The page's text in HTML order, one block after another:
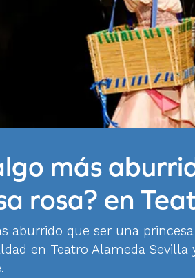
más
rosa? en
aburrido que ser una
en Teatro Alameda